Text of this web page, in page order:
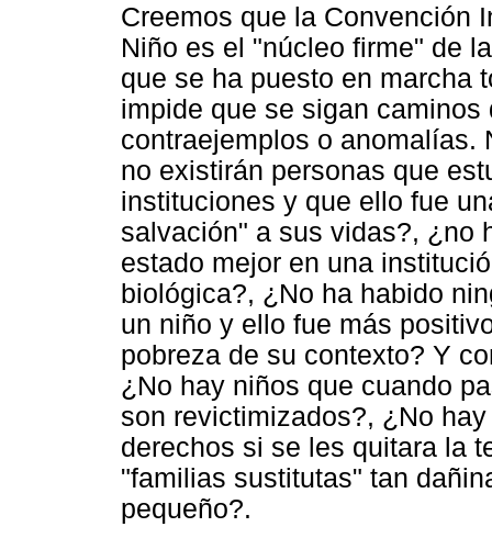
Creemos que la Convención
Niño es el "núcleo firme" de
que se ha puesto en marcha
impide que se sigan
contraejemplos o anomalías.
no existirán personas que
instituciones y que ello fue
salvación" a sus vidas?, ¿no
estado mejor en una
biológica?, ¿No ha habido
un niño y ello fue más
pobreza de su contexto? Y
¿No hay niños que cuando
son revictimizados?, ¿No
derechos si se les quitara la
"familias sustitutas" tan
pequeño?.